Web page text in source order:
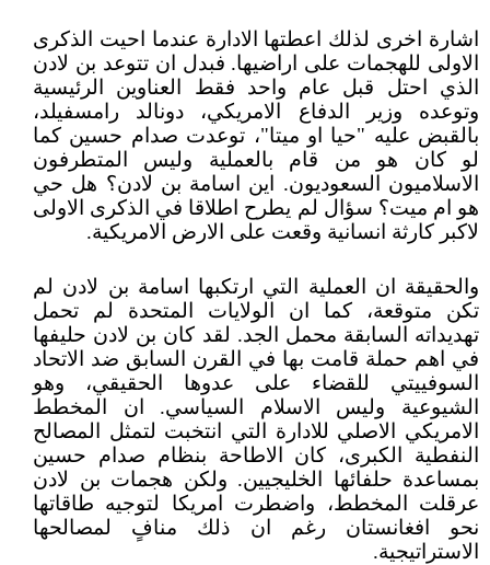
اشارة اخرى لذلك اعطتها الادارة عندما احيت الذكرى
الاولى للهجمات على اراضيها. فبدل ان تتوعد بن لادن
الذي احتل قبل عام واحد فقط العناوين الرئيسية
وتوعده وزير الدفاع الامريكي، دونالد رامسفيلد،
بالقبض عليه "حيا او ميتا"، توعدت صدام حسين كما
لو كان هو من قام بالعملية وليس المتطرفون
الاسلاميون السعوديون. اين اسامة بن لادن؟ هل حي
هو ام ميت؟ سؤال لم يطرح اطلاقا في الذكرى الاولى
لاكبر كارثة انسانية وقعت على الارض الامريكية.
والحقيقة ان العملية التي ارتكبها اسامة بن لادن لم
تكن متوقعة، كما ان الولايات المتحدة لم تحمل
تهديداته السابقة محمل الجد. لقد كان بن لادن حليفها
في اهم حملة قامت بها في القرن السابق ضد الاتحاد
السوفييتي للقضاء على عدوها الحقيقي، وهو
الشيوعية وليس الاسلام السياسي. ان المخطط
الامريكي الاصلي للادارة التي انتخبت لتمثل المصالح
النفطية الكبرى، كان الاطاحة بنظام صدام حسين
بمساعدة حلفائها الخليجيين. ولكن هجمات بن لادن
عرقلت المخطط، واضطرت امريكا لتوجيه طاقاتها
نحو افغانستان رغم ان ذلك منافٍ لمصالحها
الاستراتيجية.